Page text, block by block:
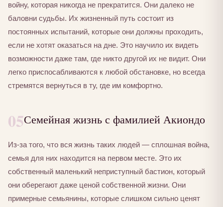
войну, которая никогда не прекратится. Они далеко не
баловни судьбы. Их жизненный путь состоит из
постоянных испытаний, которые они должны проходить,
если не хотят оказаться на дне. Это научило их видеть
возможности даже там, где никто другой их не видит. Они
легко приспосабливаются к любой обстановке, но всегда
стремятся вернуться в ту, где им комфортно.
05Семейная жизнь с фамилией Акиондо
Из-за того, что вся жизнь таких людей — сплошная война,
семья для них находится на первом месте. Это их
собственный маленький неприступный бастион, который
они оберегают даже ценой собственной жизни. Они
примерные семьянины, которые слишком сильно ценят